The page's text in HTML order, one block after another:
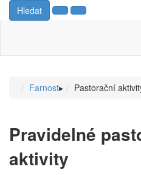
Hledat
Farnost▸ Pastorační
Pravidelné
aktivity